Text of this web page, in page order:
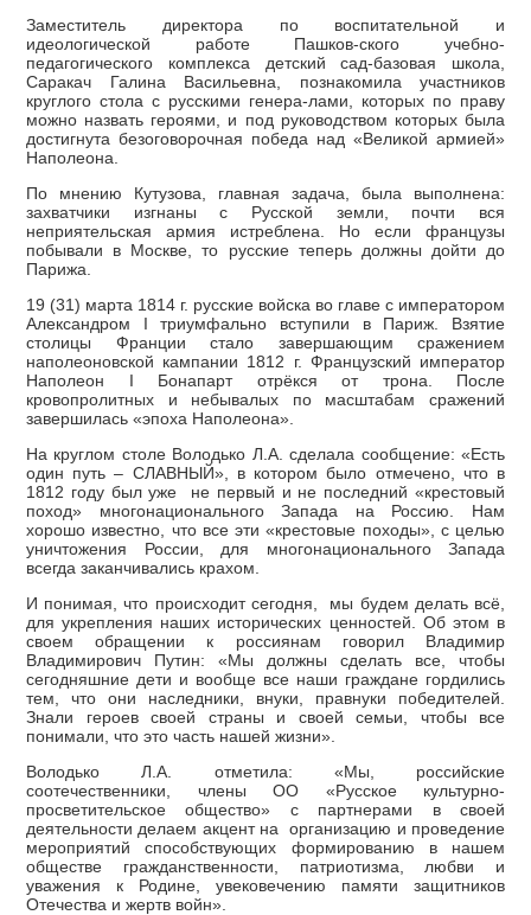
Заместитель директора по воспитательной и
идеологической работе Пашков-ского учебно-
педагогического комплекса детский сад-базовая школа,
Саракач Галина Васильевна, познакомила участников
круглого стола с русскими генера-лами, которых по праву
можно назвать героями, и под руководством которых была
достигнута безоговорочная победа над «Великой армией»
Наполеона.
По мнению Кутузова, главная задача, была выполнена:
захватчики изгнаны с Русской земли, почти вся
неприятельская армия истреблена. Но если французы
побывали в Москве, то русские теперь должны дойти до
Парижа.
19 (31) марта 1814 г. русские войска во главе с императором
Александром I триумфально вступили в Париж. Взятие
столицы Франции стало завершающим сражением
наполеоновской кампании 1812 г. Французский император
Наполеон I Бонапарт отрёкся от трона. После
кровопролитных и небывалых по масштабам сражений
завершилась «эпоха Наполеона».
На круглом столе Володько Л.А. сделала сообщение: «Есть
один путь – СЛАВНЫЙ», в котором было отмечено, что в
1812 году был уже не первый и не последний «крестовый
поход» многонационального Запада на Россию. Нам
хорошо известно, что все эти «крестовые походы», с целью
уничтожения России, для многонационального Запада
всегда заканчивались крахом.
И понимая, что происходит сегодня, мы будем делать всё,
для укрепления наших исторических ценностей. Об этом в
своем обращении к россиянам говорил Владимир
Владимирович Путин: «Мы должны сделать все, чтобы
сегодняшние дети и вообще все наши граждане гордились
тем, что они наследники, внуки, правнуки победителей.
Знали героев своей страны и своей семьи, чтобы все
понимали, что это часть нашей жизни».
Володько Л.А. отметила: «Мы, российские
соотечественники, члены ОО «Русское культурно-
просветительское общество» с партнерами в своей
деятельности делаем акцент на организацию и проведение
мероприятий способствующих формированию в нашем
обществе гражданственности, патриотизма, любви и
уважения к Родине, увековечению памяти защитников
Отечества и жертв войн».